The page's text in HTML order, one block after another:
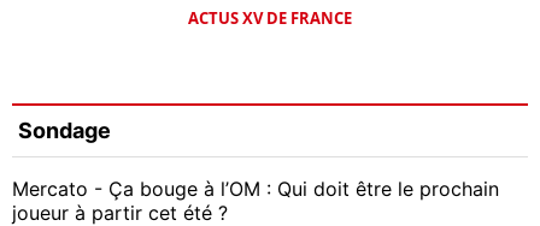
ACTUS XV DE FRANCE
Sondage
Mercato - Ça bouge à l’OM : Qui doit être le prochain
joueur à partir cet été ?